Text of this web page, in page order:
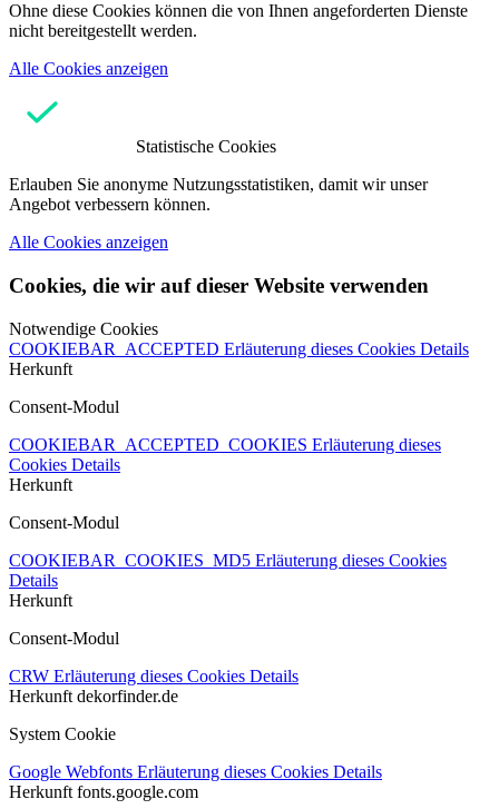
Ohne diese Cookies können die von Ihnen angeforderten Dienste
nicht bereitgestellt werden.
Alle Cookies anzeigen
Statistische Cookies
Erlauben Sie anonyme Nutzungsstatistiken, damit wir unser
Angebot verbessern können.
Alle Cookies anzeigen
Cookies, die wir auf dieser Website verwenden
Notwendige Cookies
COOKIEBAR_ACCEPTED Erläuterung dieses Cookies Details
Herkunft
Consent-Modul
COOKIEBAR_ACCEPTED_COOKIES Erläuterung dieses
Cookies Details
Herkunft
Consent-Modul
COOKIEBAR_COOKIES_MD5 Erläuterung dieses Cookies
Details
Herkunft
Consent-Modul
CRW Erläuterung dieses Cookies Details
Herkunft dekorfinder.de
System Cookie
Google Webfonts Erläuterung dieses Cookies Details
Herkunft fonts.google.com